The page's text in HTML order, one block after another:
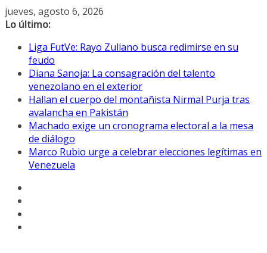
Saltar
al
jueves, agosto 6, 2026
Lo último:
Liga FutVe: Rayo Zuliano busca redimirse en su
feudo
Diana Sanoja: La consagración del talento
venezolano en el exterior
Hallan el cuerpo del montañista Nirmal Purja tras
avalancha en Pakistán
Machado exige un cronograma electoral a la mesa
de diálogo
Marco Rubio urge a celebrar elecciones legítimas en
Venezuela